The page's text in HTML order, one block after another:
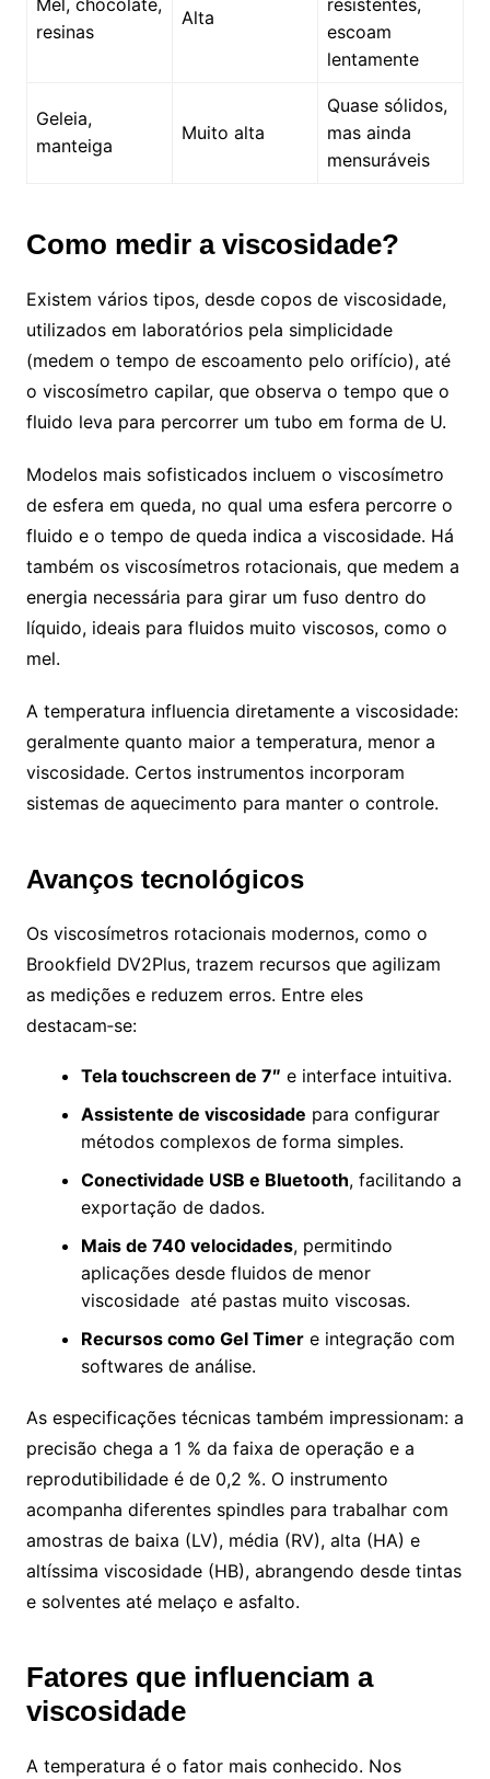
Mel, chocolate,
resinas
Alta
resistentes,
escoam
lentamente
Geleia,
manteiga
Muito alta
Quase sólidos,
mas ainda
mensuráveis
Como medir a viscosidade?
Existem vários tipos, desde copos de viscosidade,
utilizados em laboratórios pela simplicidade
(medem o tempo de escoamento pelo orifício), até
o viscosímetro capilar, que observa o tempo que o
fluido leva para percorrer um tubo em forma de U.
Modelos mais sofisticados incluem o viscosímetro
de esfera em queda, no qual uma esfera percorre o
fluido e o tempo de queda indica a viscosidade. Há
também os viscosímetros rotacionais, que medem a
energia necessária para girar um fuso dentro do
líquido, ideais para fluidos muito viscosos, como o
mel.
A temperatura influencia diretamente a viscosidade:
geralmente quanto maior a temperatura, menor a
viscosidade. Certos instrumentos incorporam
sistemas de aquecimento para manter o controle.
Avanços tecnológicos
Os viscosímetros rotacionais modernos, como o
Brookfield DV2Plus, trazem recursos que agilizam
as medições e reduzem erros. Entre eles
destacam‑se:
Tela touchscreen de 7″ e interface intuitiva.
Assistente de viscosidade para configurar
métodos complexos de forma simples.
Conectividade USB e Bluetooth, facilitando a
exportação de dados.
Mais de 740 velocidades, permitindo
aplicações desde fluidos de menor
viscosidade até pastas muito viscosas.
Recursos como Gel Timere integração com
softwares de análise.
As especificações técnicas também impressionam: a
precisão chega a 1 % da faixa de operação e a
reprodutibilidade é de 0,2 %. O instrumento
acompanha diferentes spindles para trabalhar com
amostras de baixa (LV), média (RV), alta (HA) e
altíssima viscosidade (HB), abrangendo desde tintas
e solventes até melaço e asfalto.
Fatores que influenciam a
viscosidade
A temperatura é o fator mais conhecido. Nos